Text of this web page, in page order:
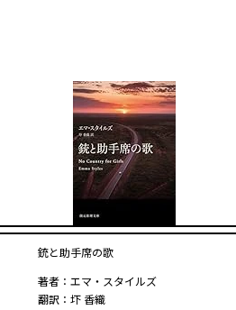
銃と助手席の歌
著者：エマ・スタイルズ
翻訳：圷 香織